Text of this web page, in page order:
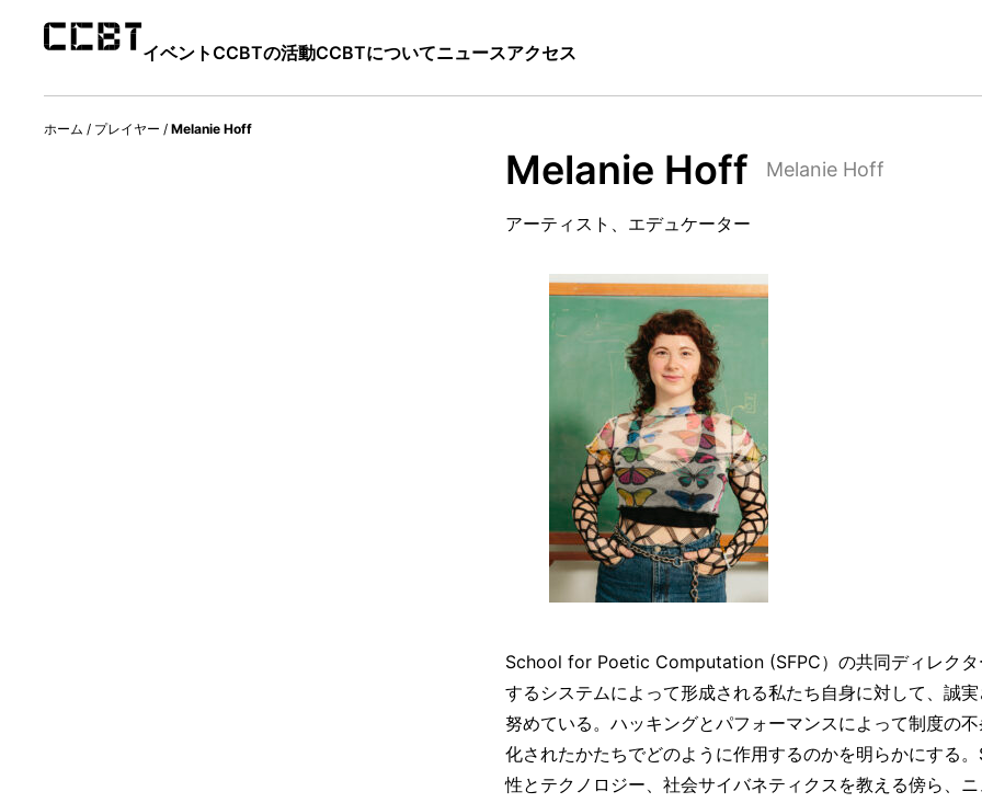
イベントCCBTの活動CCBTについてニュースアクセス
ホーム / プレイヤー / Melanie Hoff
Melanie Hoff Melanie Hoff
アーティスト、エデュケーター
School for Poetic Computation (SFPC）の共同ディレク
するシステムによって形成される私たち自身に対して、誠
努めている。ハッキングとパフォーマンスによって制度の
化されたかたちでどのように作用するのかを明らかにする
性とテクノロジー、社会サイバネティクスを教える傍ら、